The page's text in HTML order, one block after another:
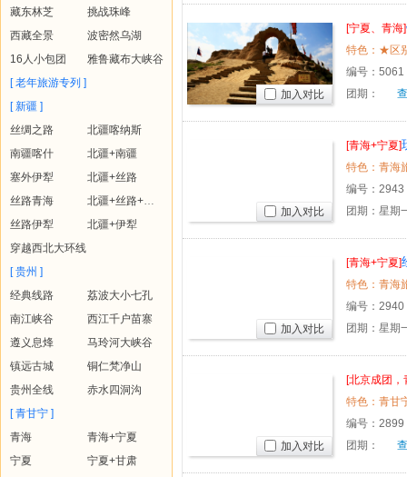
藏东林芝
挑战珠峰
西藏全景
波密然乌湖
16人小包团
雅鲁藏布大峡谷
[ 老年旅游专列 ]
[ 新疆 ]
丝绸之路
北疆喀纳斯
南疆喀什
北疆+南疆
塞外伊犁
北疆+丝路
丝路青海
北疆+丝路+青海
丝路伊犁
北疆+伊犁
穿越西北大环线
[ 贵州 ]
经典线路
荔波大小七孔
南江峡谷
西江千户苗寨
遵义息烽
马玲河大峡谷
镇远古城
铜仁梵净山
贵州全线
赤水四洞沟
[ 青甘宁 ]
青海
青海+宁夏
宁夏
宁夏+甘肃
[宁夏、青海]
编号： 5061
团期：
加入对比
[青海+宁夏]
编号： 2943
团期：星期
加入对比
[青海+宁夏]
特色：青海
编号： 2940
团期：星期
加入对比
[北京成团
海 宁夏（
特色：青甘
编号： 2899
团期：
加入对比